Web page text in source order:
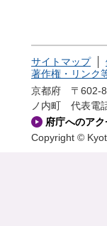
サイトマップ
著作権・リンク
京都府 〒602-
ノ内町
代表電
府庁へのア
Copyright ©